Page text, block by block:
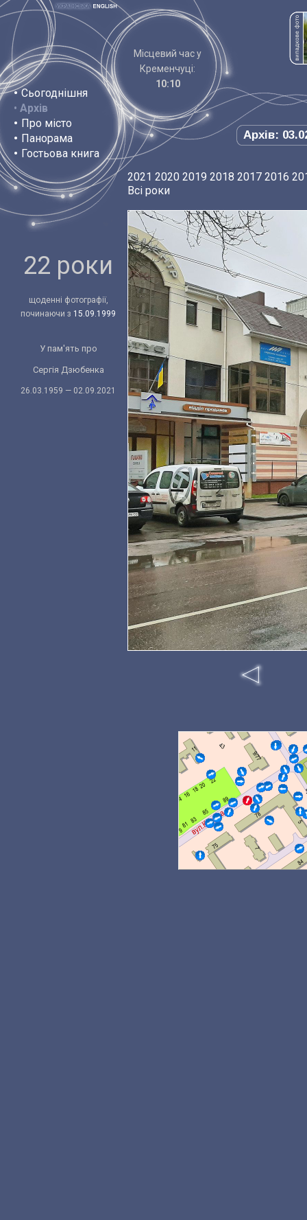
• Сьогоднішня
• Архів
• Про місто
• Панорама
• Гостьова книга
Місцевий час у
Кременчуці:
10:10
Архів:
22 роки
щоденні фотографії,
починаючи з 15.09.1999
У пам'ять про
Сергія Дзюбенка
26.03.1959 — 02.09.2021
2021 2020 2019 2018 2017 2016
Всі роки